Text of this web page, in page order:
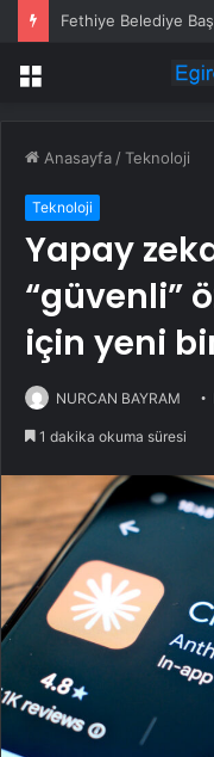
Fethiye Belediye
Menü
Anasayfa /Teknoloji
Teknoloji
Yapay
“güvenli”
için yeni
NURCAN BAYRAM
1 dakika okuma süresi